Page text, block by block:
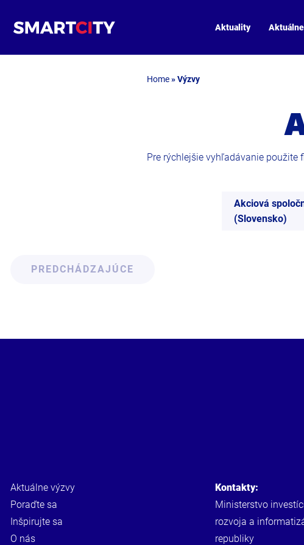
Aktuality
Home»Výzvy
Pre rýchlejšie vyhľadávanie použite
Akciová
(Slovensko)
PREDCHÁDZAJÚCE
Aktuálne výzvy
Poraďte sa
Inšpirujte sa
O nás
Kontakty:
Ministerstvo
rozvoja a
republiky